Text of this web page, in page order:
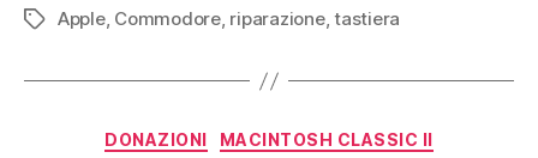
parti
Tag Apple, Commodore, riparazione,tastiera
Categorie
DONAZIONI
MACINTOSH CLASSIC II